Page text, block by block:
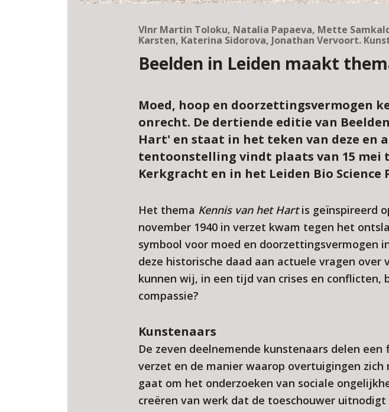
Vlnr Martin Toloku, Natalia Papaeva, Mette
Karsten, Katerina Sidorova, Jonathan Vervoort.
Beelden in Leiden maakt
Moed, hoop en doorzettingsvermogen
onrecht. De dertiende editie van
Hart' en staat in het teken van deze en
tentoonstelling vindt plaats van 15 mei
Kerkgracht en in het Leiden Bio Science
Het thema Kennis van het Hartis geïnspireerd
november 1940 in verzet kwam tegen het
symbool voor moed en doorzettingsvermogen
deze historische daad aan actuele vragen
kunnen wij, in een tijd van crises en
compassie?
Kunstenaars
De zeven deelnemende kunstenaars delen
verzet en de manier waarop overtuigingen
gaat om het onderzoeken van sociale
creëren van werk dat de toeschouwer